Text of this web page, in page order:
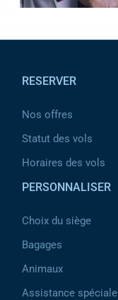
RESERVER
Nos offres
Statut des vols
Horaires des vols
PERSONNALISER
Choix du siège
Bagages
Animaux
Assistance